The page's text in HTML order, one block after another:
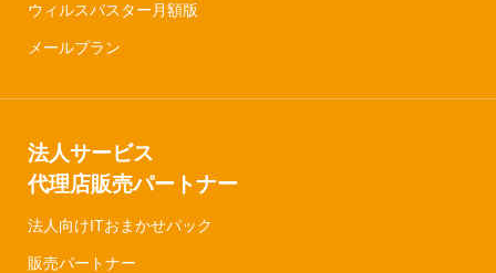
ウィルスバスター月額版
メールプラン
法人サービス
代理店販売パートナー
法人向けITおまかせパック
販売パートナー